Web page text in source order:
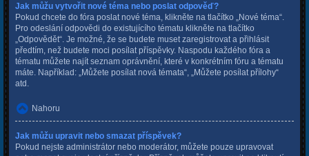
Jak můžu vytvořit nové téma nebo poslat odpověď?
Pokud chcete do fóra poslat nové téma, klikněte na tlačítko „Nové téma“.
Pro odeslání odpovědi do existujícího tématu klikněte na tlačítko
„Odpovědět“. Je možné, že se budete muset zaregistrovat a přihlásit
předtím, než budete moci posílat příspěvky. Naspodu každého fóra a
tématu můžete najít seznam oprávnění, které v konkrétním fóru a tématu
máte. Například: „Můžete posílat nová témata“, „Můžete posílat přílohy“
atd.
Nahoru
Jak můžu upravit nebo smazat příspěvek?
Pokud nejste administrátor nebo moderátor, můžete pouze upravovat